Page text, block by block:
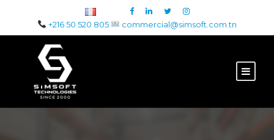
+216 50 520 805 commercial@simsoft.com.tn